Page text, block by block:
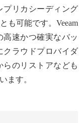
プリカシーディング
も可能です。Veeam
高速かつ確実なバッ
クラウドプロバイダ
のリストアなども
ます。